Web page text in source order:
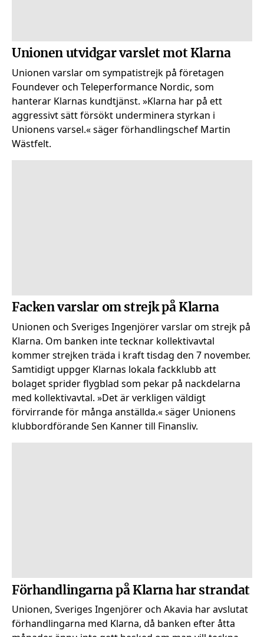
Unionen utvidgar varslet mot Klarna
Unionen varslar om sympatistrejk på företagen
Foundever och Teleperformance Nordic, som
hanterar Klarnas kundtjänst. »Klarna har på ett
aggressivt sätt försökt underminera styrkan i
Unionens varsel.« säger förhandlingschef Martin
Wästfelt.
Facken varslar om strejk på Klarna
Unionen och Sveriges Ingenjörer varslar om strejk på
Klarna. Om banken inte tecknar kollektivavtal
kommer strejken träda i kraft tisdag den 7 november.
Samtidigt uppger Klarnas lokala fackklubb att
bolaget sprider flygblad som pekar på nackdelarna
med kollektivavtal. »Det är verkligen väldigt
förvirrande för många anställda.« säger Unionens
klubbordförande Sen Kanner till Finansliv.
Förhandlingarna på Klarna har strandat
Unionen, Sveriges Ingenjörer och Akavia har avslutat
förhandlingarna med Klarna, då banken efter åtta